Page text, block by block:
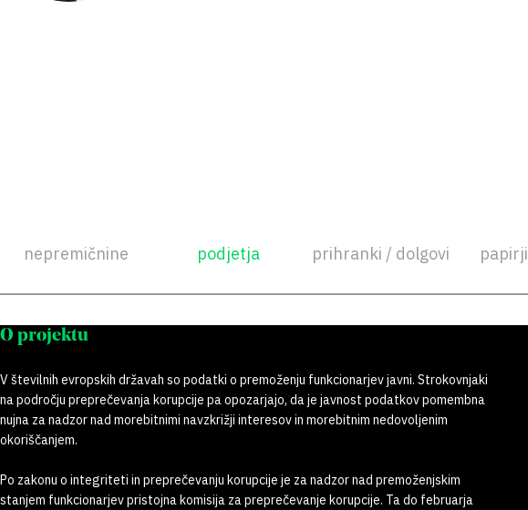
nepremičnine podjetja prihranki / dolgovi
O projektu
V številnih evropskih državah so podatki o premoženju funkcionarjev javni. Strokovnjaki
na področju preprečevanja korupcije pa opozarjajo, da je javnost podatkov pomembna
nujna za nadzor nad morebitnimi navzkrižji interesov in morebitnim nedovoljenim
okoriščanjem.
Po zakonu o integriteti in preprečevanju korupcije je za nadzor nad premoženjskim
stanjem funkcionarjev pristojna komisija za preprečevanje korupcije. Ta do februarja